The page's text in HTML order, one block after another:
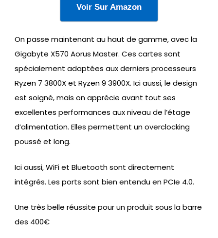
Voir Sur Amazon
On passe maintenant au haut de gamme, avec la
Gigabyte X570 Aorus Master. Ces cartes sont
spécialement adaptées aux derniers processeurs
Ryzen 7 3800X et Ryzen 9 3900X. Ici aussi, le design
est soigné, mais on apprécie avant tout ses
excellentes performances aux niveau de l’étage
d’alimentation. Elles permettent un overclocking
poussé et long.
Ici aussi, WiFi et Bluetooth sont directement
intégrés. Les ports sont bien entendu en PCIe 4.0.
Une très belle réussite pour un produit sous la barre
des 400€